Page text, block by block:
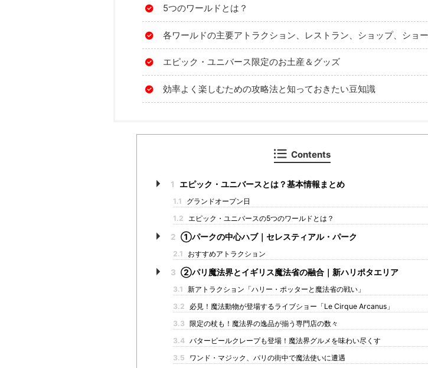
5つのワールドとは？
各ワールドの主要アトラクション、レストラン、ショップ、ショ
エピック・ユニバース限定のお土産＆グッズ
効率よく楽しむための攻略法と知っておきたい豆知識
Contents
1 エピック・ユニバースとは？基本情報まとめ
1.1
グランドオープン日
1.2 エピック・ユニバースの5つのワールドとは？
2 ①パークの中心ハブ｜セレスティアル・パーク
2.1 おすすめアトラクション
3 ②パリ魔法界とイギリス魔法省の融合｜新ハリポタエリア
3.1 新アトラクション「ハリー・ポッターと魔法省の戦い」
3.2
必見！魔法動物が登場するライブショー「Le Cirque Arcanus」
3.3 限定の杖も！魔法界の逸品が揃う専門店の数々
3.4 バタービールクレープも登場！魔法界グルメを味わい尽くす
3.5
ワンド・マジック、パリの街中で魔法使いに遭遇